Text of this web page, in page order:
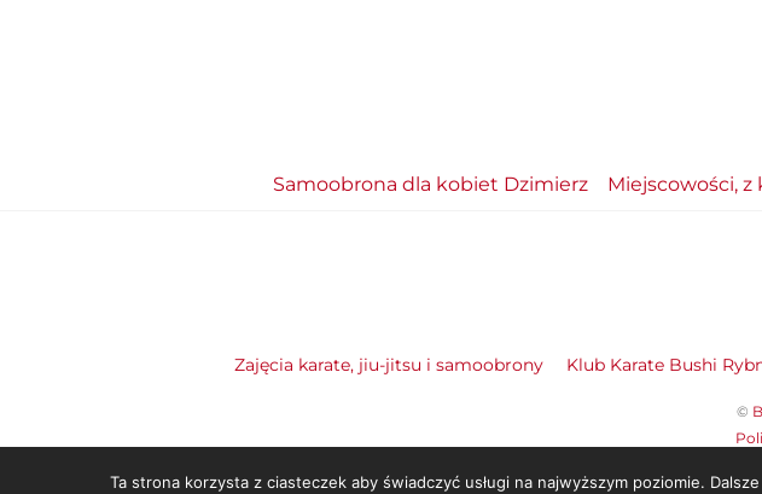
Samoobrona dla kobiet Dzimierz Miejscowości,
Zajęcia karate, jiu-jitsu i samoobrony
Klub Karate Bushi
©
Ta strona korzysta z ciasteczek aby świadczyć usługi na najwyższym poziomie.